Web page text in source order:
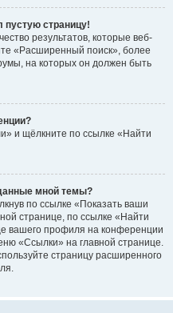
пустую страницу!
результатов, которые веб-
«Расширенный поиск», более
на которых он должен быть
и щёлкните по ссылке «Найти
мной темы?
по ссылке «Показать ваши
странице, по ссылке «Найти
вашего профиля на конференции
«Ссылки» на главной странице.
страницу расширенного